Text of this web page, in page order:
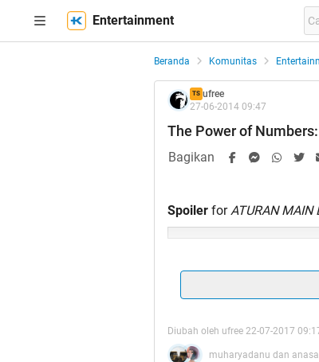
Entertainment
Beranda Komunitas
TS ufree
27-06-2014 09:47
The Power of
Bagikan
Spoiler forATURAN MAIN
Diubah oleh ufree 22-07-2017
muharyadanu dan